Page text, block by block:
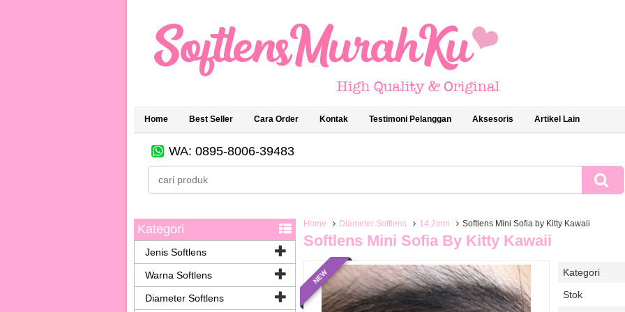
Home Best Seller Cara Order Kontak Testimoni Pelanggan Aksesoris Artikel Lain
WA: 0895-8006-39483
Home Diameter Softlens 14.2mm Softlens Mini Sofia by Kitty Kawaii
Softlens Mini Sofia By Kitty Kawaii
NEW
Kategori
Stok
Kategori
Jenis Softlens
Warna Softlens
Diameter Softlens